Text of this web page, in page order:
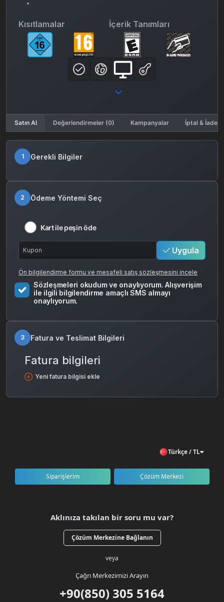
Kısıtlamalar İçerik Tanımları
Satın Al Değerlendirmeler (0) Kampanyalar İptal & İade
1 Gerekli Bilgiler
2 Ödeme Yöntemi Seç
Kart ile peşin öde
Uygula
Ön bilgilendirme formu ve mesafeli satış sözleşmesini incele
Sözleşmeleri okudum ve onaylıyorum. Alışverişim
ile ilgili bilgilendirme amaçlı SMS almayı
onaylıyorum.
3 Fatura ve Teslimat Bilgileri
Fatura bilgileri
Yeni fatura bilgisi ekle
Türkçe / TL
Siparişlerim Çözüm Merkezi
Aklınıza takılan bir soru mu var?
Çözüm Merkezine Bağlanın
veya
Çağrı Merkezimizi Arayın
+90(850) 305 5164